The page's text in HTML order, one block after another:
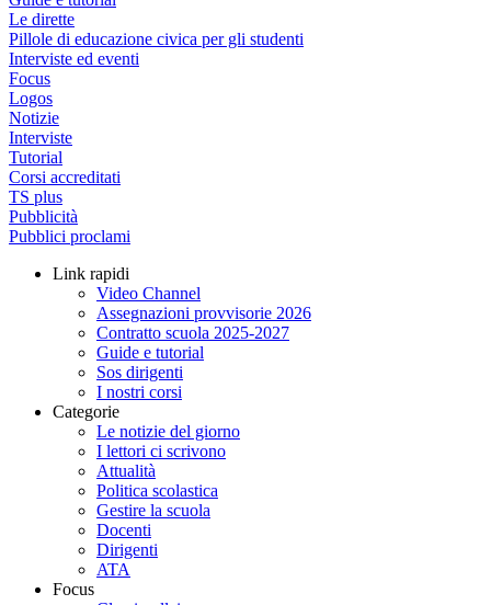
Le dirette
Pillole di educazione civica per gli studenti
Interviste ed eventi
Focus
Logos
Notizie
Interviste
Tutorial
Corsi accreditati
TS plus
Pubblicità
Pubblici proclami
Link rapidi
Video Channel
Assegnazioni provvisorie 2026
Contratto scuola 2025-2027
Guide e tutorial
Sos dirigenti
I nostri corsi
Categorie
Le notizie del giorno
I lettori ci scrivono
Attualità
Politica scolastica
Gestire la scuola
Docenti
Dirigenti
ATA
Focus